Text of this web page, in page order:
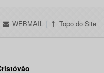
WEBMAIL | Topo do Site